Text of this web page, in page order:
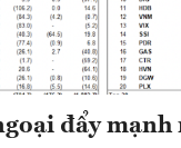
đẩy mạnh